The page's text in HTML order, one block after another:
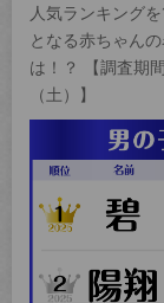
人気ランキング
となる赤ちゃん
は！？ 【調査期
（土）】